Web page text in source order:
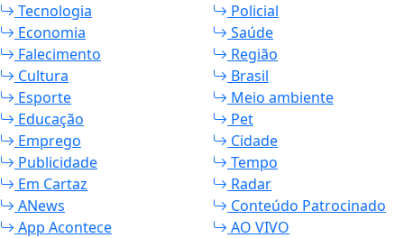
Tecnologia
Policial
Economia
Saúde
Falecimento
Região
Cultura
Brasil
Esporte
Meio ambiente
Educação
Pet
Emprego
Cidade
Publicidade
Tempo
Em Cartaz
Radar
ANews
Conteúdo Patrocinado
App Acontece
AO VIVO